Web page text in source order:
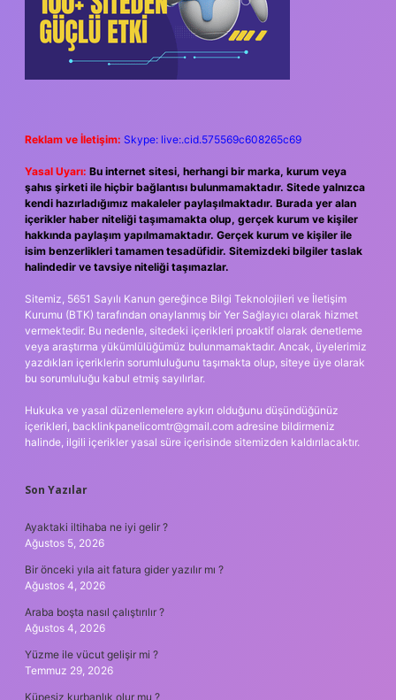
Reklam ve İletişim: Skype: live:.cid.575569c608265c69
Yasal Uyarı: Bu internet sitesi, herhangi bir marka, kurum veya
şahıs şirketi ile hiçbir bağlantısı bulunmamaktadır. Sitede yalnızca
kendi hazırladığımız makaleler paylaşılmaktadır. Burada yer alan
içerikler haber niteliği taşımamakta olup, gerçek kurum ve kişiler
hakkında paylaşım yapılmamaktadır. Gerçek kurum ve kişiler ile
isim benzerlikleri tamamen tesadüfidir. Sitemizdeki bilgiler taslak
halindedir ve tavsiye niteliği taşımazlar.
Sitemiz, 5651 Sayılı Kanun gereğince Bilgi Teknolojileri ve İletişim
Kurumu (BTK) tarafından onaylanmış bir Yer Sağlayıcı olarak hizmet
vermektedir. Bu nedenle, sitedeki içerikleri proaktif olarak denetleme
veya araştırma yükümlülüğümüz bulunmamaktadır. Ancak, üyelerimiz
yazdıkları içeriklerin sorumluluğunu taşımakta olup, siteye üye olarak
bu sorumluluğu kabul etmiş sayılırlar.
Hukuka ve yasal düzenlemelere aykırı olduğunu düşündüğünüz
içerikleri, backlinkpanelicomtr@gmail.com adresine bildirmeniz
halinde, ilgili içerikler yasal süre içerisinde sitemizden kaldırılacaktır.
Son Yazılar
Ayaktaki iltihaba ne iyi gelir ?
Ağustos 5, 2026
Bir önceki yıla ait fatura gider yazılır mı ?
Ağustos 4, 2026
Araba boşta nasıl çalıştırılır ?
Ağustos 4, 2026
Yüzme ile vücut gelişir mi ?
Temmuz 29, 2026
Küpesiz kurbanlık olur mu ?